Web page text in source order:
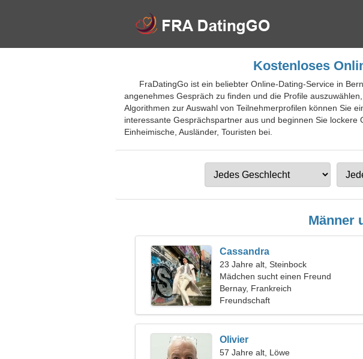
Kostenloses
FraDatingGo ist ein beliebter Online-Dating-Service in
angenehmes Gespräch zu finden und die Profile
Algorithmen zur Auswahl von Teilnehmerprofilen können Sie
interessante Gesprächspartner aus und beginnen Sie
Einheimische, Ausländer, Touristen bei.
Männer
Cassandra
23 Jahre alt, Steinbock
Mädchen sucht einen Freund
Bernay, Frankreich
Freundschaft
Olivier
57 Jahre alt, Löwe